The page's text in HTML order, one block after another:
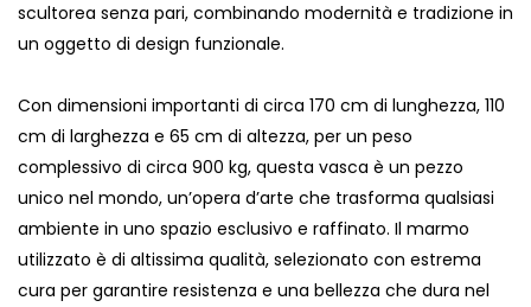
scultorea senza pari, combinando modernità e tradizione in
un oggetto di design funzionale.
Con dimensioni importanti di circa 170 cm di lunghezza, 110
cm di larghezza e 65 cm di altezza, per un peso
complessivo di circa 900 kg, questa vasca è un pezzo
unico nel mondo, un’opera d’arte che trasforma qualsiasi
ambiente in uno spazio esclusivo e raffinato. Il marmo
utilizzato è di altissima qualità, selezionato con estrema
cura per garantire resistenza e una bellezza che dura nel